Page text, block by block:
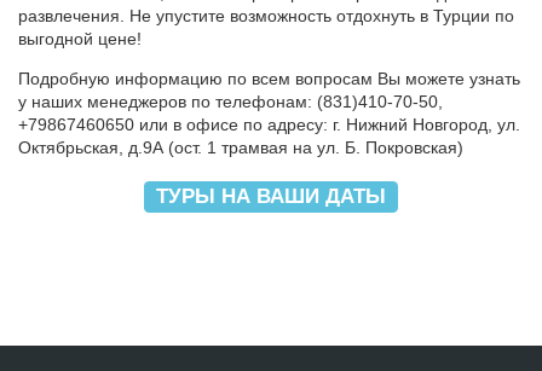
развлечения. Не упустите возможность отдохнуть в Турции по
выгодной цене!
Подробную информацию по всем вопросам Вы можете узнать
у наших менеджеров по телефонам: (831)410-70-50,
+79867460650 или в офисе по адресу: г. Нижний Новгород, ул.
Октябрьская, д.9А (ост. 1 трамвая на ул. Б. Покровская)
ТУРЫ НА ВАШИ ДАТЫ